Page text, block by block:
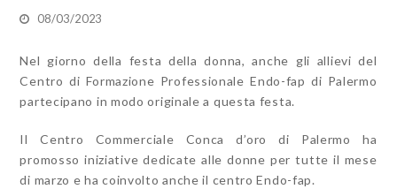
08/03/2023
Nel giorno della festa della donna, anche gli allievi del
Centro di Formazione Professionale Endo-fap di Palermo
partecipano in modo originale a questa festa.
Il Centro Commerciale Conca d’oro di Palermo ha
promosso iniziative dedicate alle donne per tutte il mese
di marzo e ha coinvolto anche il centro Endo-fap.